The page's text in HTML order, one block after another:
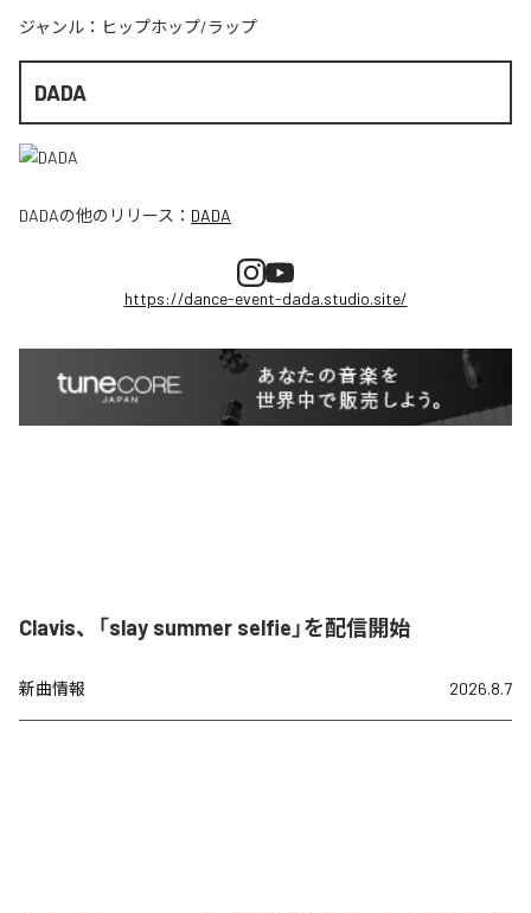
ジャンル： ヒップホップ/ラップ
DADA
DADAの他のリリース： DADA
https://dance-event-dada.studio.site/
Clavis、「slay summer selfie」を配信開始
新曲情報 2026.8.7